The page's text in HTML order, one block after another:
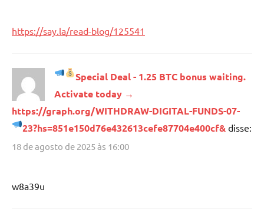
https://say.la/read-blog/125541
Special Deal - 1.25 BTC bonus waiting.
Activate today →
https://graph.org/WITHDRAW-DIGITAL-FUNDS-07-
23?hs=851e150d76e432613cefe87704e400cf&disse:
18 de agosto de 2025 às 16:00
w8a39u